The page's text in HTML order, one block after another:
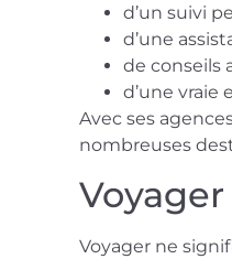
d’un suivi
d’une
de conseils
d’une vraie
Avec ses
nombreuses
Voyager ne